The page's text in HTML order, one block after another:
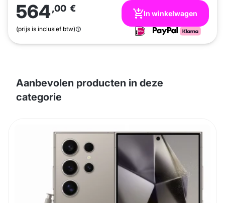
564,00 €
(prijs is inclusief btw)
In winkelwagen
Aanbevolen producten in deze
categorie